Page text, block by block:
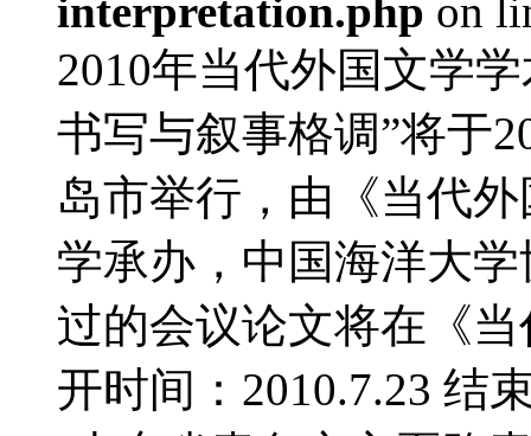
interpretation.php on
2010年当代外国文学
书写与叙事格调”将于
岛市举行，由《当代
学承办，中国海洋大
过的会议论文将在《
开时间：2010.7.23 结